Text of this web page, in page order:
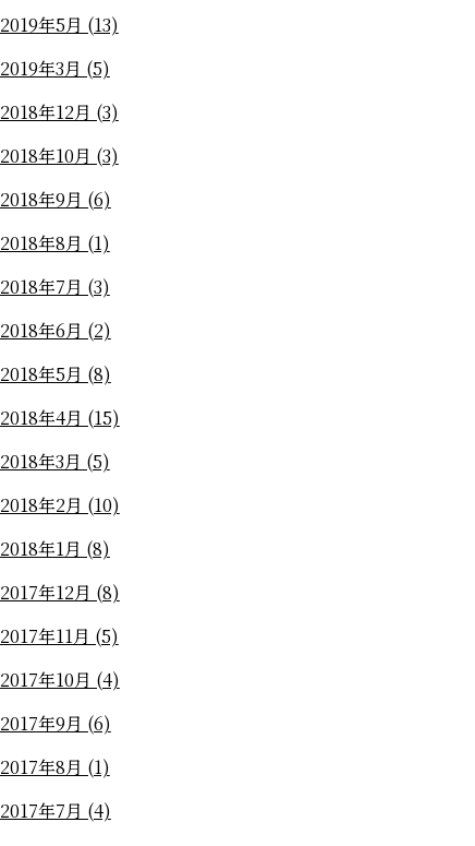
2019年5月 (13)
2019年3月 (5)
2018年12月 (3)
2018年10月 (3)
2018年9月 (6)
2018年8月 (1)
2018年7月 (3)
2018年6月 (2)
2018年5月 (8)
2018年4月 (15)
2018年3月 (5)
2018年2月 (10)
2018年1月 (8)
2017年12月 (8)
2017年11月 (5)
2017年10月 (4)
2017年9月 (6)
2017年8月 (1)
2017年7月 (4)